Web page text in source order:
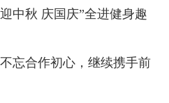
中秋 庆国庆”全进健身趣
忘合作初心，继续携手前